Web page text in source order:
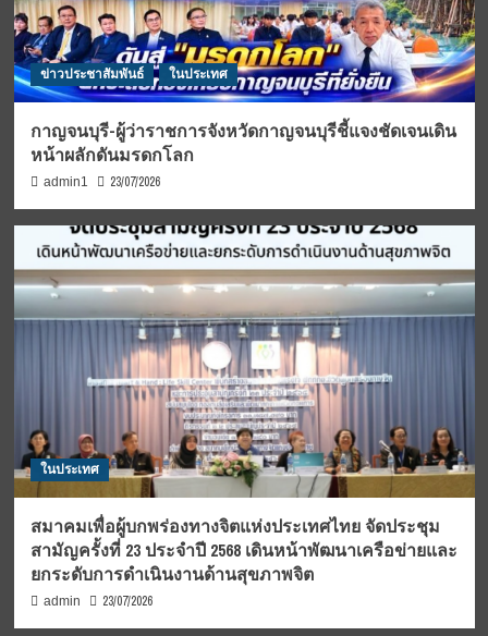
ข่าวประชาสัมพันธ์ ในประเทศ
กาญจนบุรี-ผู้ว่าราชการจังหวัดกาญจนบุรีชี้แจงชัดเจนเดิน
หน้าผลักดันมรดกโลก
admin1 23/07/2026
ในประเทศ
สมาคมเพื่อผู้บกพร่องทางจิตแห่งประเทศไทย จัดประชุม
สามัญครั้งที่ 23 ประจำปี 2568 เดินหน้าพัฒนาเครือข่ายและ
ยกระดับการดำเนินงานด้านสุขภาพจิต
admin 23/07/2026